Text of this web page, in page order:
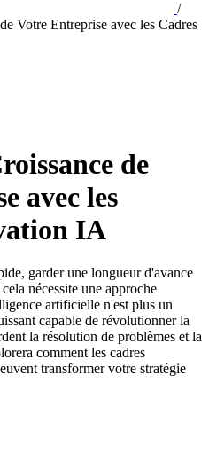
/
Votre Entreprise avec les Cadres
de
avec les
IA
garder une longueur d'avance
nécessite une approche
artificielle n'est plus un
capable de révolutionner la
la résolution de problèmes et la
comment les cadres
transformer votre stratégie